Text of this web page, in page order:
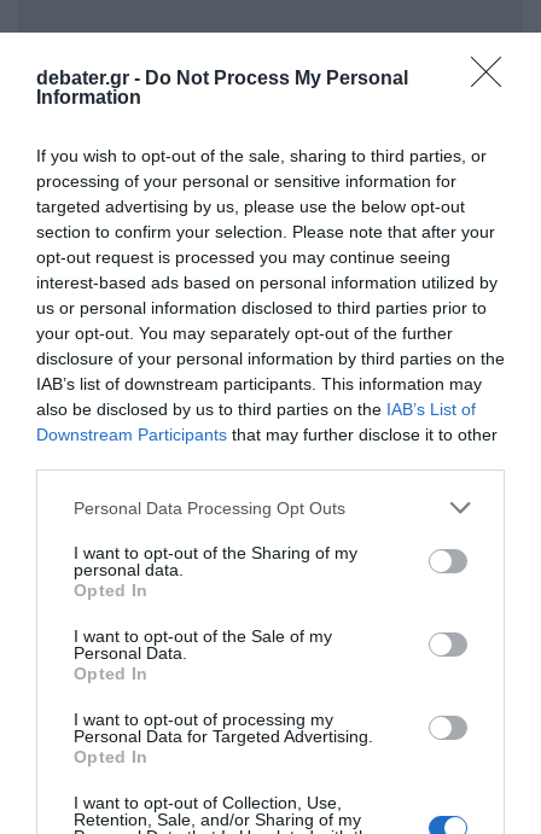
debater.gr - Do Not Process My Personal
Information
If you wish to opt-out of the sale, sharing to third parties, or
processing of your personal or sensitive information for
targeted advertising by us, please use the below opt-out
section to confirm your selection. Please note that after your
opt-out request is processed you may continue seeing
interest-based ads based on personal information utilized by
us or personal information disclosed to third parties prior to
your opt-out. You may separately opt-out of the further
disclosure of your personal information by third parties on the
IAB’s list of downstream participants. This information may
also be disclosed by us to third parties on the IAB’s List of
Downstream Participants that may further disclose it to other
Please note that this website/app uses one or more Google
not limited to your visit or usage behaviour. You may click to
grant or deny consent to Google and its third-party tags to
use your data for below specified purposes in below Google
consent section.
Personal Data Processing Opt Outs
I want to opt-out of the Sharing of my
personal data.
Opted In
I want to opt-out of the Sale of my
Personal Data.
Opted In
I want to opt-out of processing my
Personal Data for Targeted Advertising.
Opted In
I want to opt-out of Collection, Use,
Retention, Sale, and/or Sharing of my
Η Ινδία θα μπορούσε έτσι να ανοίξει λίγο
περισσότερο στα ευρωπαϊκά οχήματα και
κρασιά, με αντάλλαγμα βελτίωση της
πρόσβασης στην Ευρώπη για τα
υφαντουργικά προϊόντα της και τα φάρμακά
της.
Το Νέο Δελχί και οι Βρυξέλλες θέλουν επίσης
να μονογράψουν σήμερα μια συμφωνία για τις
ανταλλαγές φοιτητών, ερευνητών ή
ορισμένων επαγγελματιών με υψηλή
εξειδίκευση, καθώς και ένα σύμφωνο
ασφάλειας και άμυνας.
«Η Ινδία και η Ευρώπη έκαναν μια ξεκάθαρη
επιλογή. Αυτή της στρατηγικής σύμπραξης,
του διαλόγου και του ανοίγματος»,